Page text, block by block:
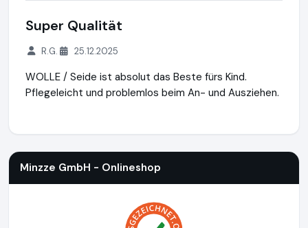
Super Qualität
R.G. 25.12.2025
WOLLE / Seide ist absolut das Beste fürs Kind.
Pflegeleicht und problemlos beim An- und Ausziehen.
Minzze GmbH - Onlineshop